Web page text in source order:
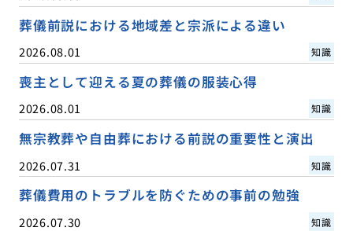
葬儀前説における地域差と宗派による違い
2026.08.01 知識
喪主として迎える夏の葬儀の服装心得
2026.08.01 知識
無宗教葬や自由葬における前説の重要性と演出
2026.07.31 知識
葬儀費用のトラブルを防ぐための事前の勉強
2026.07.30 知識